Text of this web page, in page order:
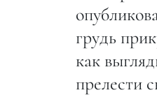
грудь
как
прелести